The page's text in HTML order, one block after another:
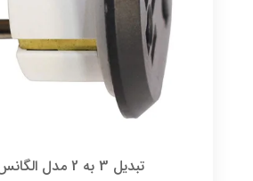
تبدیل 3 به 2 مدل الگانس بهداد